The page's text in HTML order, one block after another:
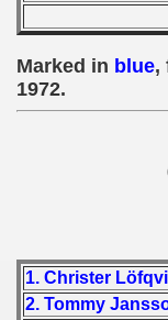
Marked in blue,
1972.
1. Christer
2. Tommy
-
- 1972
- 1972
Qualification) -
Qualification) -
Qualifications) -